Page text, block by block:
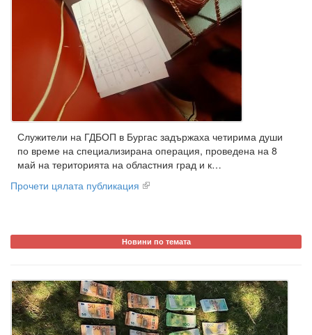
Служители на ГДБОП в Бургас задържаха четирима души
по време на специализирана операция, проведена на 8
май на територията на областния град и к…
Прочети цялата публикация
Новини по темата